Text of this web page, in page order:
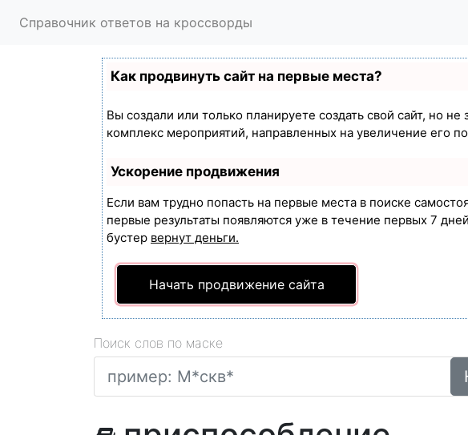
Справочник ответов на кроссворды
Как продвинуть сайт на первые места?
Вы создали или только планируете создать свой сайт, но
комплекс мероприятий, направленных на увеличение его
Ускорение продвижения
Если вам трудно попасть на первые места в поиске
первые результаты появляются уже в течение первых 7
бустер вернут деньги.
Начать продвижение сайта
Поиск слов по маске